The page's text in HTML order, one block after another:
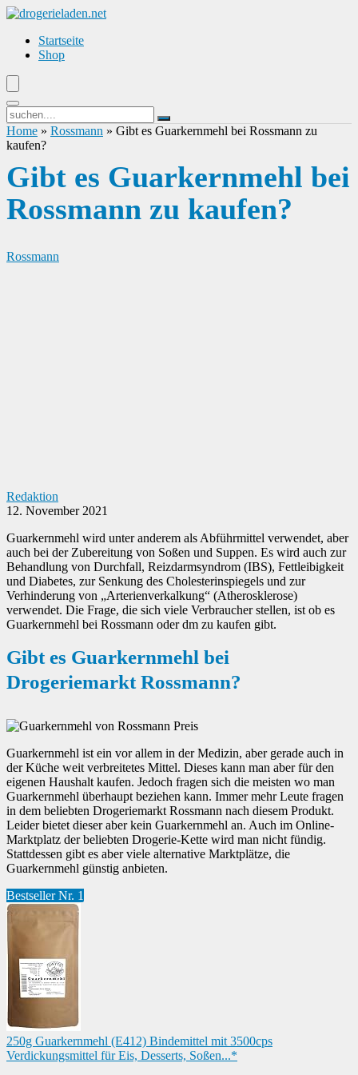
Startseite
Shop
Home » Rossmann » Gibt es Guarkernmehl bei Rossmann zu
kaufen?
Gibt es Guarkernmehl bei
Rossmann zu kaufen?
Rossmann
Redaktion
12. November 2021
Guarkernmehl wird unter anderem als Abführmittel verwendet, aber
auch bei der Zubereitung von Soßen und Suppen. Es wird auch zur
Behandlung von Durchfall, Reizdarmsyndrom (IBS), Fettleibigkeit
und Diabetes, zur Senkung des Cholesterinspiegels und zur
Verhinderung von „Arterienverkalkung“ (Atherosklerose)
verwendet. Die Frage, die sich viele Verbraucher stellen, ist ob es
Guarkernmehl bei Rossmann oder dm zu kaufen gibt.
Gibt es Guarkernmehl bei
Drogeriemarkt Rossmann?
Guarkernmehl ist ein vor allem in der Medizin, aber gerade auch in
der Küche weit verbreitetes Mittel. Dieses kann man aber für den
eigenen Haushalt kaufen. Jedoch fragen sich die meisten wo man
Guarkernmehl überhaupt beziehen kann. Immer mehr Leute fragen
in dem beliebten Drogeriemarkt Rossmann nach diesem Produkt.
Leider bietet dieser aber kein Guarkernmehl an. Auch im Online-
Marktplatz der beliebten Drogerie-Kette wird man nicht fündig.
Stattdessen gibt es aber viele alternative Marktplätze, die
Guarkernmehl günstig anbieten.
Bestseller Nr. 1
250g Guarkernmehl (E412) Bindemittel mit 3500cps
Verdickungsmittel für Eis, Desserts, Soßen...*